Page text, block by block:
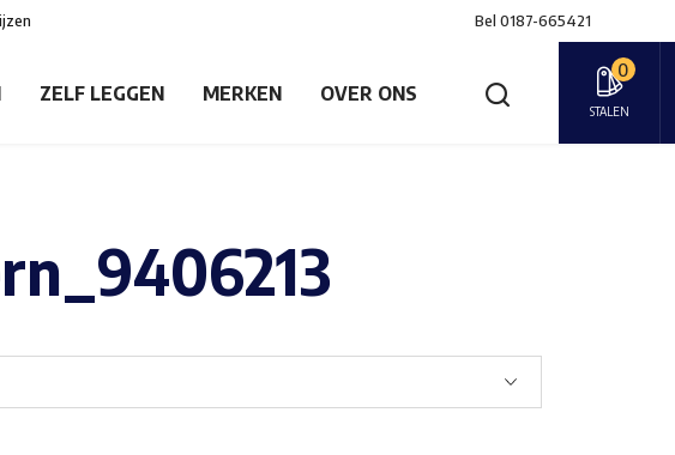
Bel 0187-665421
ZELF LEGGEN MERKEN OVER ONS
0
STALEN